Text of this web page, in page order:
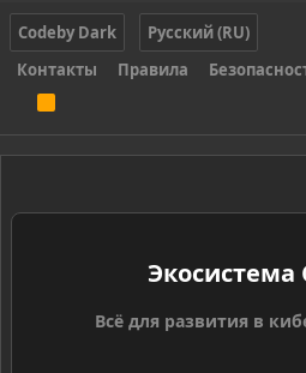
Codeby Dark
Русский (RU)
Контакты
Правила
S
Экосистема
Всё для развития в